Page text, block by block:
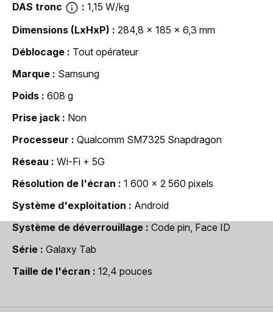
DAS tronc
1,15 W/kg
Dimensions (LxHxP)
284,8 x 185 x 6,3 mm
Déblocage
Tout opérateur
Marque
Samsung
Poids
608 g
Prise jack
Non
Processeur
Qualcomm SM7325 Snapdragon
Réseau
Wi-Fi + 5G
Résolution de l'écran
1 600 x 2 560 pixels
Système d'exploitation
Android
Système de déverrouillage
Code pin, Face ID
Série
Galaxy Tab
Taille de l'écran
12,4 pouces